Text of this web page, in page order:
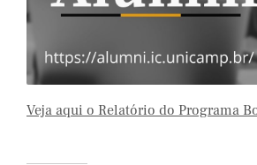
Veja aqui o Relatório do Programa